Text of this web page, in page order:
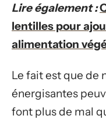
Lire également :
lentilles pour
alimentation
Le fait est que de
énergisantes
font plus de mal